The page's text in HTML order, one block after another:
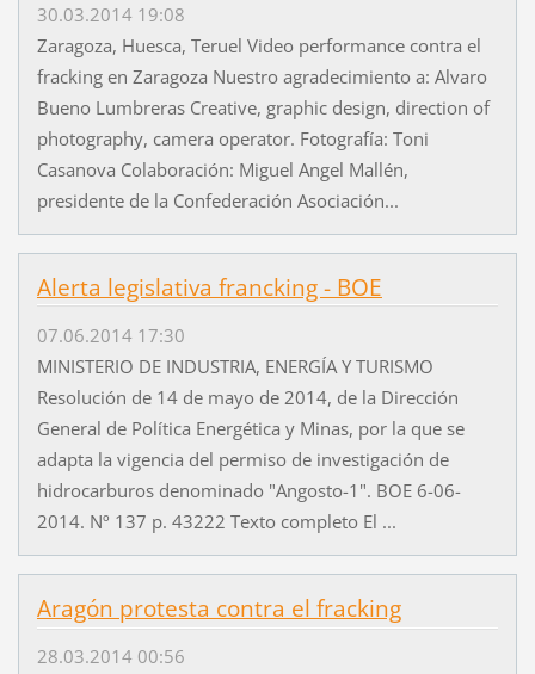
30.03.2014 19:08
Zaragoza, Huesca, Teruel Video performance contra el
fracking en Zaragoza Nuestro agradecimiento a: Alvaro
Bueno Lumbreras Creative, graphic design, direction of
photography, camera operator. Fotografía: Toni
Casanova Colaboración: Miguel Angel Mallén,
presidente de la Confederación Asociación...
Alerta legislativa francking - BOE
07.06.2014 17:30
MINISTERIO DE INDUSTRIA, ENERGÍA Y TURISMO
Resolución de 14 de mayo de 2014, de la Dirección
General de Política Energética y Minas, por la que se
adapta la vigencia del permiso de investigación de
hidrocarburos denominado "Angosto-1". BOE 6-06-
2014. Nº 137 p. 43222 Texto completo El ...
Aragón protesta contra el fracking
28.03.2014 00:56